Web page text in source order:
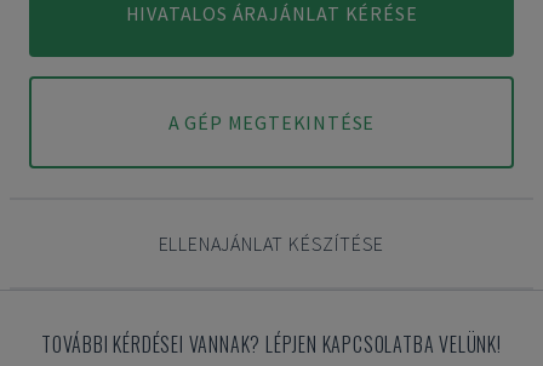
HIVATALOS ÁRAJÁNLAT KÉRÉSE
A GÉP MEGTEKINTÉSE
ELLENAJÁNLAT KÉSZÍTÉSE
TOVÁBBI KÉRDÉSEI VANNAK? LÉPJEN KAPCSOLATBA VELÜNK!